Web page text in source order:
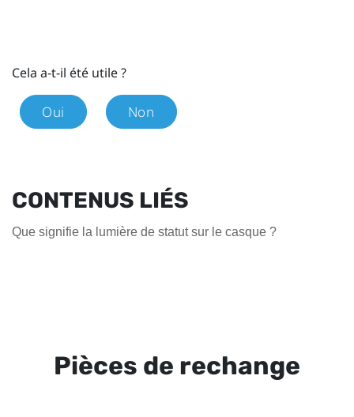
Cela a-t-il été utile ?
Oui Non
CONTENUS LIÉS
Que signifie la lumière de statut sur le casque ?
Pièces de rechange